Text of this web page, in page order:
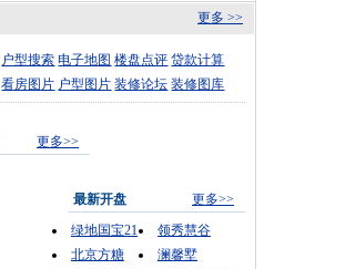
更多 >>
户型搜索 电子地图 楼盘点评 贷款计算
看房图片 户型图片 装修论坛 装修图库
更多>>
最新开盘
更多>>
绿地国宝21
领秀慧谷
北京方糖
澜馨墅